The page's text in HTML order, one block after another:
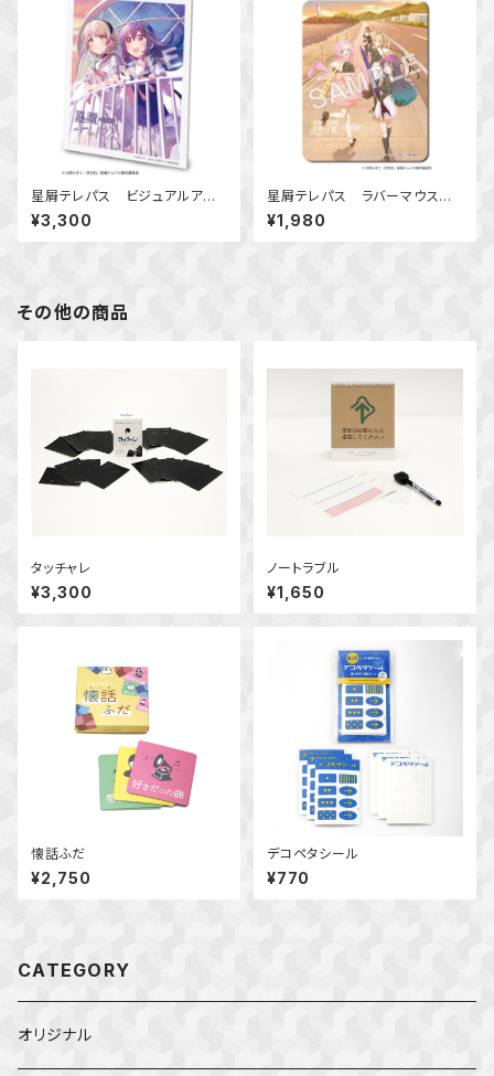
星屑テレパス ビジュアルアー
トボード Ver.E
¥3,300
星屑テレパス ラバーマウスパッ
ド Ver.A
¥1,980
その他の商品
タッチャレ
¥3,300
ノートラブル
¥1,650
懐話ふだ
¥2,750
デコペタシール
¥770
CATEGORY
オリジナル